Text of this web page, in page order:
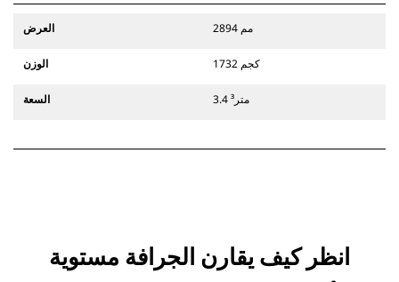
العرض 2894 مم
الوزن 1732 كجم
السعة 3.4 متر³
انظر كيف يقارن ‏‫الجرافة مستوية